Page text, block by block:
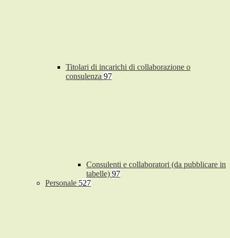
Titolari di incarichi di collaborazione o
consulenza 97
Consulenti e collaboratori (da pubblicare in
tabelle) 97
Personale 527